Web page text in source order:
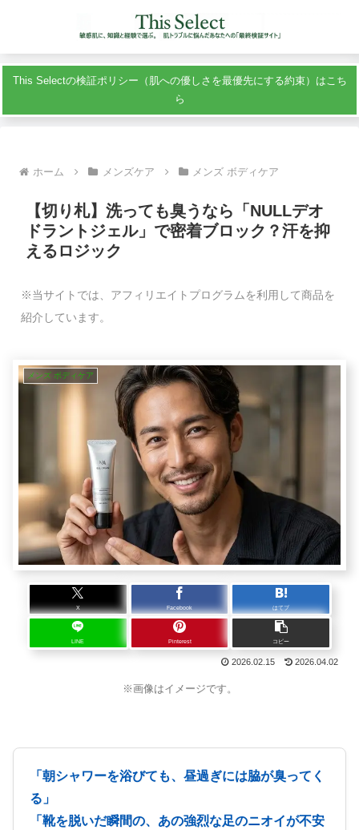
This Selectの検証ポリシー（肌への優しさを最優先にする約束）はこち
ら
ホーム メンズケア メンズ ボディケア
【切り札】洗っても臭うなら「NULLデオ
ドラントジェル」で密着ブロック？汗を抑
えるロジック
※当サイトでは、アフィリエイトプログラムを利用して商品を
紹介しています。
メンズ ボディケア
X Facebook はてブ
LINE Pinterest コピー
2026.02.15 2026.04.02
※画像はイメージです。
「朝シャワーを浴びても、昼過ぎには脇が臭ってく
る」
「靴を脱いだ瞬間の、あの強烈な足のニオイが不安